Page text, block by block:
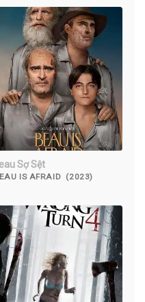
Sợ Sệt
IS AFRAID (2023)